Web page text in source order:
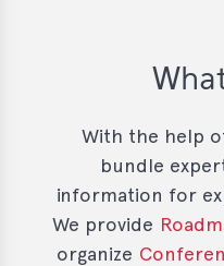
With the help
bundle
information for
We provide
organize